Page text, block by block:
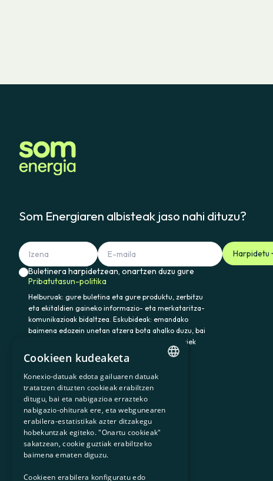
Som Energiaren albisteak jaso nahi dituzu?
Harpidetu
Buletinera harpidetzean, onartzen duzu gure
Pribatutasun-politika
Helburuak: gure buletina eta gure produktu, zerbitzu
eta ekitaldien gaineko informazio- eta merkataritza-
komunikazioak bidaltzea. Eskubideak: emandako
baimena edozein unetan atzera bota ahalko duzu, bai
eta datuak atzitu, zuzendu eta ezabatu ere. Horiek
eta gainerako eskubideak baliatzeko idatzi
somenergia@delegado-datos.com helbidera.
Informazio osagarria: Pribatutasun-politika
900 103 605
CATALAN
SPANISH
GL
BASQUE
Cookieen kudeaketa
Konexio-datuak edota gailuaren datuak
tratatzen dituzten cookieak erabiltzen
ditugu, bai eta nabigazioa errazteko
nabigazio-ohiturak ere, eta webgunearen
erabilera-estatistikak azter ditzakegu
hobekuntzak egiteko. "Onartu cookieak"
sakatzean, cookie guztiak erabiltzeko
baimena ematen diguzu.
Cookieen erabilera konfiguratu edo